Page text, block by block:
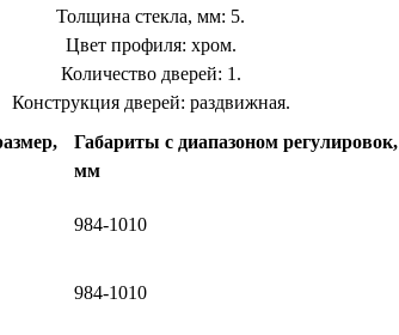
Толщина стекла, мм: 5.
Цвет профиля: хром.
Количество дверей: 1.
Конструкция дверей: раздвижная.
Габариты с диапазоном регулировок,
мм
984-1010
984-1010